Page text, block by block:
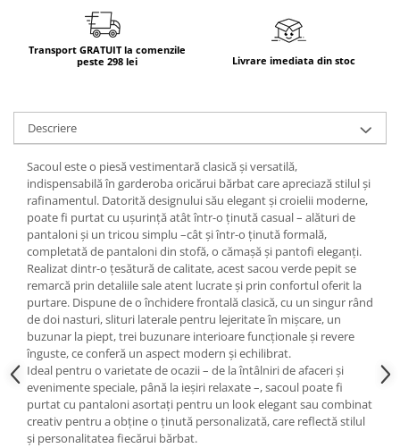
Transport GRATUIT la comenzile
peste 298 lei
Livrare imediata din stoc
Descriere
Sacoul este o piesă vestimentară clasică și versatilă,
indispensabilă în garderoba oricărui bărbat care apreciază stilul și
rafinamentul. Datorită designului său elegant și croielii moderne,
poate fi purtat cu ușurință atât într-o ținută casual – alături de
pantaloni și un tricou simplu –cât și într-o ținută formală,
completată de pantaloni din stofă, o cămașă și pantofi eleganți.
Realizat dintr-o țesătură de calitate, acest sacou verde pepit se
remarcă prin detaliile sale atent lucrate și prin confortul oferit la
purtare. Dispune de o închidere frontală clasică, cu un singur rând
de doi nasturi, slituri laterale pentru lejeritate în mișcare, un
buzunar la piept, trei buzunare interioare funcționale și revere
înguste, ce conferă un aspect modern și echilibrat.
Ideal pentru o varietate de ocazii – de la întâlniri de afaceri și
evenimente speciale, până la ieșiri relaxate –, sacoul poate fi
purtat cu pantaloni asortați pentru un look elegant sau combinat
creativ pentru a obține o ținută personalizată, care reflectă stilul
și personalitatea fiecărui bărbat.